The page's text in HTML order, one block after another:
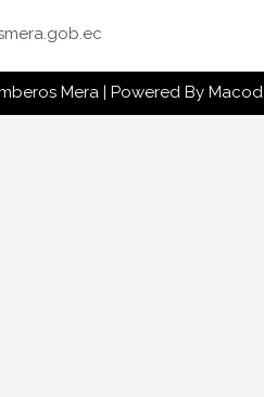
Mera | Powered By Macod